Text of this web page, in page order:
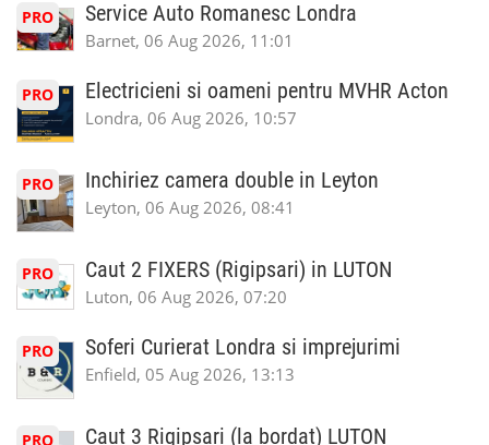
PRO Service Auto Romanesc Londra
Barnet, 06 Aug 2026, 11:01
PRO Electricieni si oameni pentru MVHR Acton
Londra, 06 Aug 2026, 10:57
PRO Inchiriez camera double in Leyton
Leyton, 06 Aug 2026, 08:41
PRO Caut 2 FIXERS (Rigipsari) in LUTON
Luton, 06 Aug 2026, 07:20
PRO Soferi Curierat Londra si imprejurimi
Enfield, 05 Aug 2026, 13:13
PRO Caut 3 Rigipsari (la bordat) LUTON